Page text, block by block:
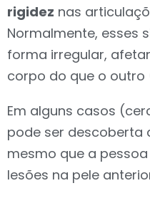
rigidez nas
Normalmente, esses
forma irregular,
corpo do que o outro
Em alguns casos
pode ser descoberta
mesmo que a
lesões na pele